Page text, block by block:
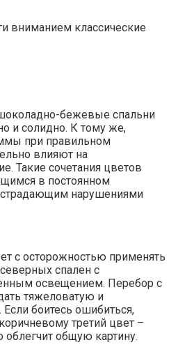
вниманием классические
бежевые спальни
и солидно. К тому же,
при правильном
влияют на
Такие сочетания цветов
в постоянном
страдающим нарушениями
с осторожностью применять
спален с
освещением. Перебор с
тяжеловатую и
боитесь ошибиться,
третий цвет –
общую картину.